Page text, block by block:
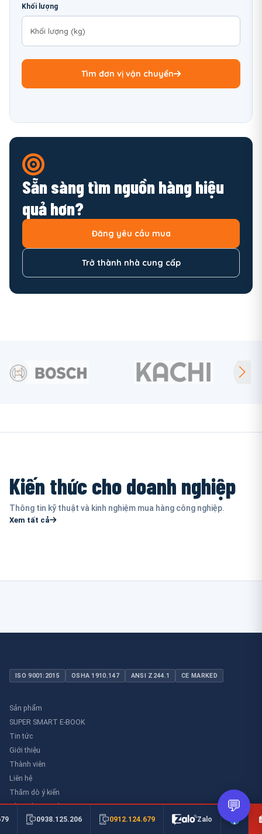
Khối lượng
Tìm đơn vị vận chuyển
Sẵn sàng tìm nguồn hàng hiệu
quả hơn?
Đăng yêu cầu mua
Trở thành nhà cung cấp
Kiến thức cho doanh nghiệp
Thông tin kỹ thuật và kinh nghiệm mua hàng công nghiệp.
Xem tất cả
ISO 9001:2015 OSHA 1910.147 ANSI Z244.1 CE MARKED
Sản phẩm
SUPER SMART E-BOOK
Tin tức
Giới thiệu
Thành viên
Liên hệ
Thăm dò ý kiến
Thư viên an toàn
0938.125.206 0912.124.679 Zalo
💬